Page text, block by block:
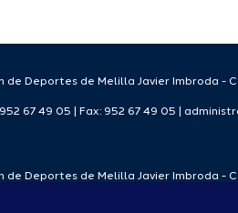
de Deportes de Melilla Javier Imbroda -
67 49 05 | Fax: 952 67 49 05 |
de Deportes de Melilla Javier Imbroda -